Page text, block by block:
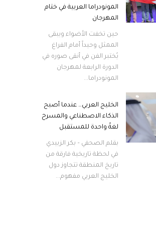
المونودراما العربية في ختام
المهرجان
حين تخفت الأضواء ويبقى
الممثل وحيداً أمام الفراغ
يُختبر الفن في أنقى صوره في
الدورة الرابعة لمهرجان
المونودراما...
الخليج العربي… عندما أصبح
الذكاء الاصطناعي والمسرح
لغةً واحدة للمستقبل
بقلم الصحفي – بكر الزبيدي
في لحظة تاريخية فارقة من
تاريخ المنطقة تتجاوز دول
الخليج العربي مفهوم...